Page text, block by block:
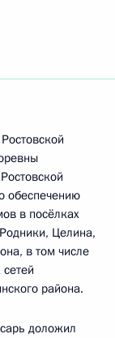
обеспечению
в посёлках
Целина,
в том числе
района.
доложил